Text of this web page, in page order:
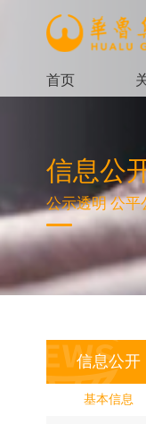
首页
信息公
公示透明 公平
信息公开
基本信息